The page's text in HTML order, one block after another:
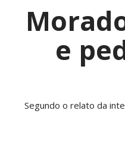
e
Segundo o relato da